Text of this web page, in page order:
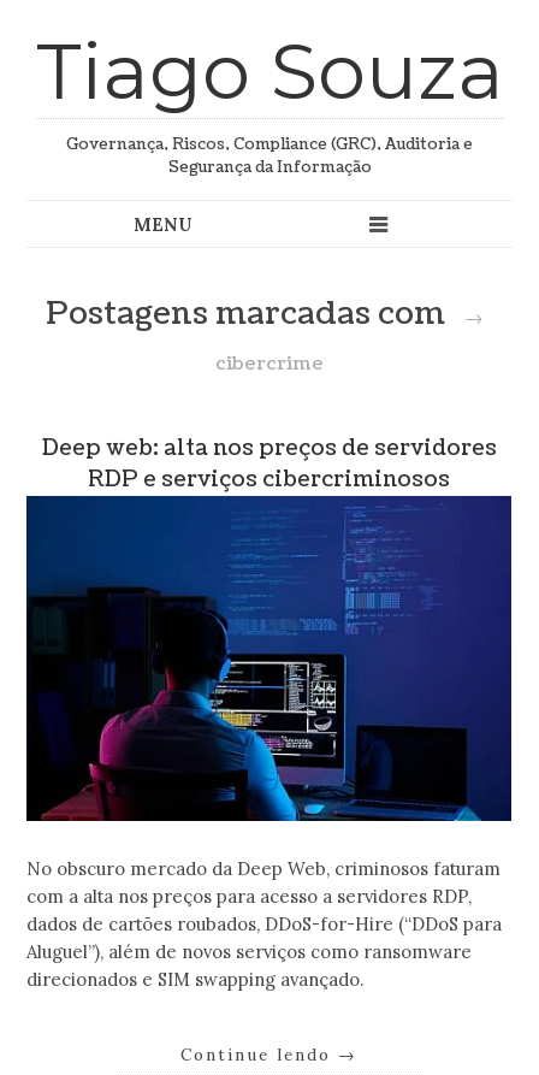
Tiago Souza
Governança, Riscos, Compliance (GRC), Auditoria e
Segurança da Informação
Postagens marcadas com
→
cibercrime
Deep web: alta nos preços de servidores
RDP e serviços cibercriminosos
No obscuro mercado da Deep Web, criminosos faturam
com a alta nos preços para acesso a servidores RDP,
dados de cartões roubados, DDoS-for-Hire (“DDoS para
Aluguel”), além de novos serviços como ransomware
direcionados e SIM swapping avançado.
Continue lendo →